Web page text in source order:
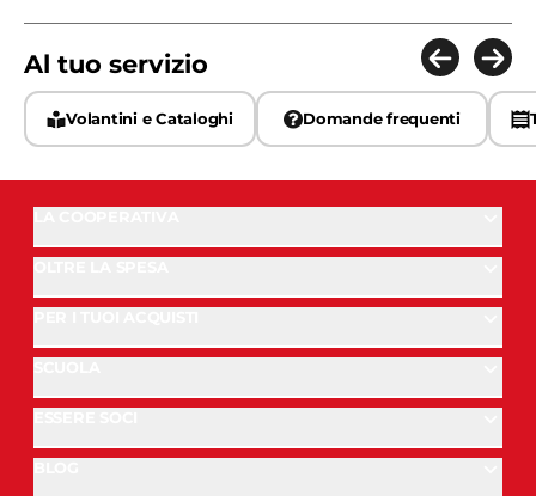
Al tuo servizio
Volantini e Cataloghi Domande frequenti